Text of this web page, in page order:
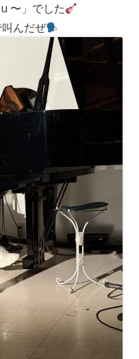
〜」でした
叫んだぜ